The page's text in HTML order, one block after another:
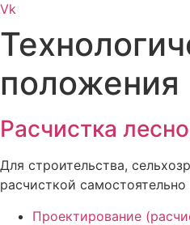
Vk
положения
Расчистка
Для строительства,
расчисткой
Проектирование